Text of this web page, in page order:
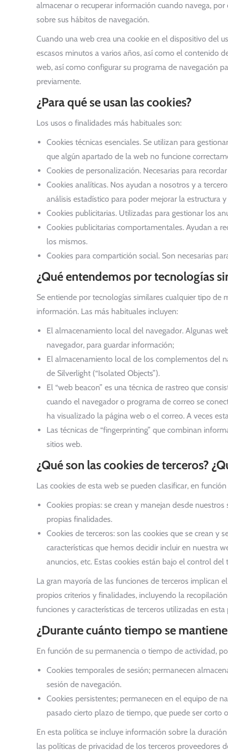
almacenar o recuperar información cuando navega,
sobre sus hábitos de navegación.
Cuando una web crea una cookie en el dispositivo del
escasos minutos a varios años, así como el contenido
web, así como configurar su programa de navegación
previamente.
¿Para qué se usan las cookies?
Los usos o finalidades más habituales son:
Cookies técnicas esenciales. Se utilizan para
que algún apartado de la web no funcione
Cookies de personalización. Necesarias para
Cookies analíticas. Nos ayudan a nosotros y a
análisis estadístico para poder mejorar la estructura
Cookies publicitarias. Utilizadas para gestionar los
Cookies publicitarias comportamentales. Ayudan a
los mismos.
Cookies para compartición social. Son necesarias
¿Qué entendemos por tecnologías
Se entiende por tecnologías similares cualquier tipo
información. Las más habituales incluyen:
El almacenamiento local del navegador. Algunas
navegador, para guardar información;
El almacenamiento local de los complementos del
de Silverlight (“Isolated Objects”).
El “web beacon” es una técnica de rastreo que
cuando el navegador o programa de correo se
ha visualizado la página web o el correo. A veces
Las técnicas de “fingerprinting” que combinan
sitios web.
¿Qué son las cookies de terceros?
Las cookies de esta web se pueden clasificar, en
Cookies propias: se crean y manejan desde
propias finalidades.
Cookies de terceros: son las cookies que se crean
características que hemos decidir incluir en nuestra
anuncios, etc. Estas cookies están bajo el control
La gran mayoría de las funciones de terceros implican
propios criterios y finalidades, incluyendo la
funciones y características de terceros utilizadas en esta
¿Durante cuánto tiempo se
En función de su permanencia o tiempo de actividad,
Cookies temporales de sesión; permanecen
sesión de navegación.
Cookies persistentes; permanecen en el equipo de
pasado cierto plazo de tiempo, que puede ser corto
En esta política se incluye información sobre la
las políticas de privacidad de los terceros proveedores